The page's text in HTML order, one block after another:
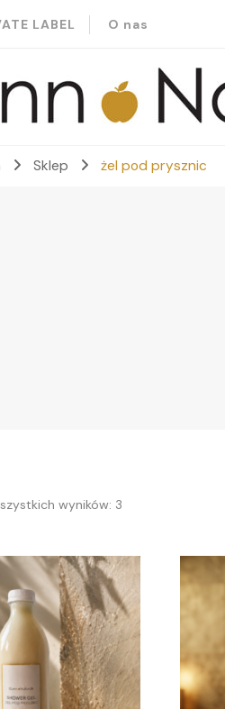
LABEL O nas
Sklep żel pod prysznic
wyników: 3